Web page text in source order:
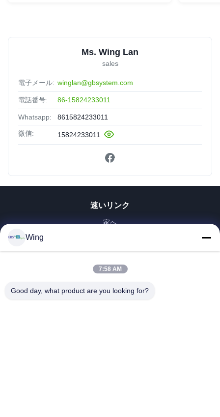
Ms. Wing Lan
sales
電子メール: winglan@gbsystem.com
電話番号: 86-15824233011
Whatsapp: 8615824233011
微信: 15824233011
速いリンク
家へ
ビデオ
VRショー
工場 ツアー
Wing
7:58 AM
Good day, what product are you looking for?